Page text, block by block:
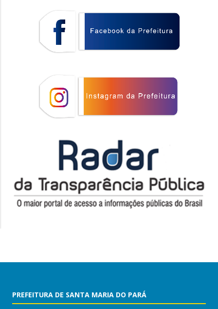
PREFEITURA DE SANTA MARIA DO PARÁ